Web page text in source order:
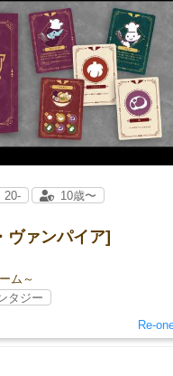
ヴァンパイア]
ム～
20- 10歳〜
タジー
Re-